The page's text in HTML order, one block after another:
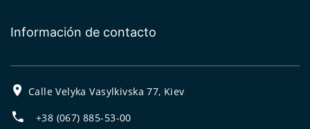
Información de contacto
Calle Velyka Vasylkivska 77, Kiev
+38 (067) 885-53-00